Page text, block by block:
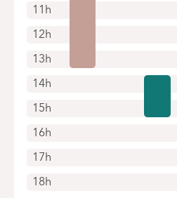
11h
12h
13h
14h
15h
16h
17h
18h